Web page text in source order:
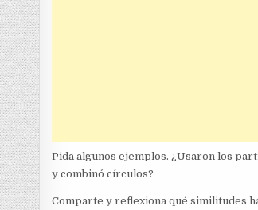
Pida algunos ejemplos. ¿Usaron los
y combinó círculos?
Comparte y reflexiona qué similitudes